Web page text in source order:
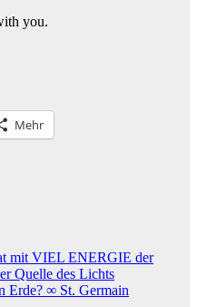
you.
Mehr
mit VIEL ENERGIE der
Quelle des Lichts
Erde? ∞ St. Germain